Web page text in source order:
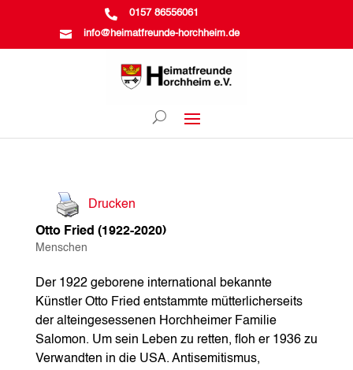
 0157 86556061
 info@heimatfreunde-horchheim.de
Drucken
Otto Fried (1922-2020)
Menschen
Der 1922 geborene international bekannte
Künstler Otto Fried entstammte mütterlicherseits
der alteingesessenen Horchheimer Familie
Salomon. Um sein Leben zu retten, floh er 1936 zu
Verwandten in die USA. Antisemitismus,